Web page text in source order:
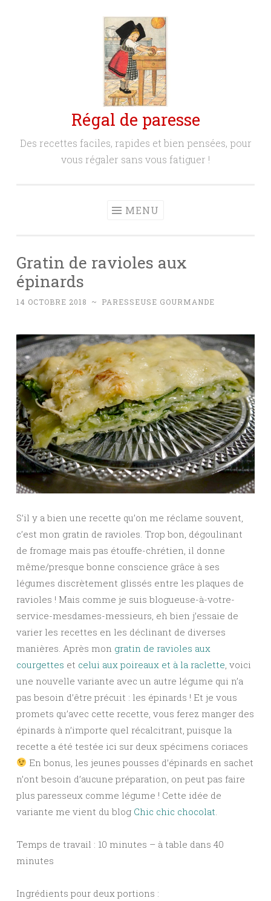
Régal de paresse
Des recettes faciles, rapides et bien pensées, pour
vous régaler sans vous fatiguer !
MENU
Gratin de ravioles aux
épinards
14 OCTOBRE 2018 ~ PARESSEUSE GOURMANDE
S’il y a bien une recette qu’on me réclame souvent,
c’est mon gratin de ravioles. Trop bon, dégoulinant
de fromage mais pas étouffe-chrétien, il donne
même/presque bonne conscience grâce à ses
légumes discrètement glissés entre les plaques de
ravioles ! Mais comme je suis blogueuse-à-votre-
service-mesdames-messieurs, eh bien j’essaie de
varier les recettes en les déclinant de diverses
manières. Après mon gratin de ravioles aux
courgettes et celui aux poireaux et à la raclette , voici
une nouvelle variante avec un autre légume qui n’a
pas besoin d’être précuit : les épinards ! Et je vous
promets qu’avec cette recette, vous ferez manger des
épinards à n’importe quel récalcitrant, puisque la
recette a été testée ici sur deux spécimens coriaces
En bonus, les jeunes pousses d’épinards en sachet
n’ont besoin d’aucune préparation, on peut pas faire
plus paresseux comme légume ! Cette idée de
variante me vient du blog Chic chic chocolat
Temps de travail : 10 minutes – à table dans 40
minutes
Ingrédients pour deux portions :